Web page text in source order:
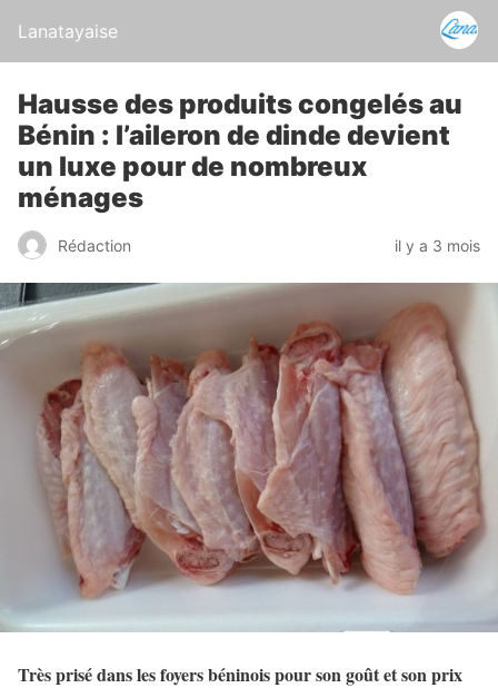
Lanatayaise
Hausse des produits congelés au
Bénin : l’aileron de dinde devient
un luxe pour de nombreux
ménages
Rédaction il y a 3 mois
Très prisé dans les foyers béninois pour son goût et son prix